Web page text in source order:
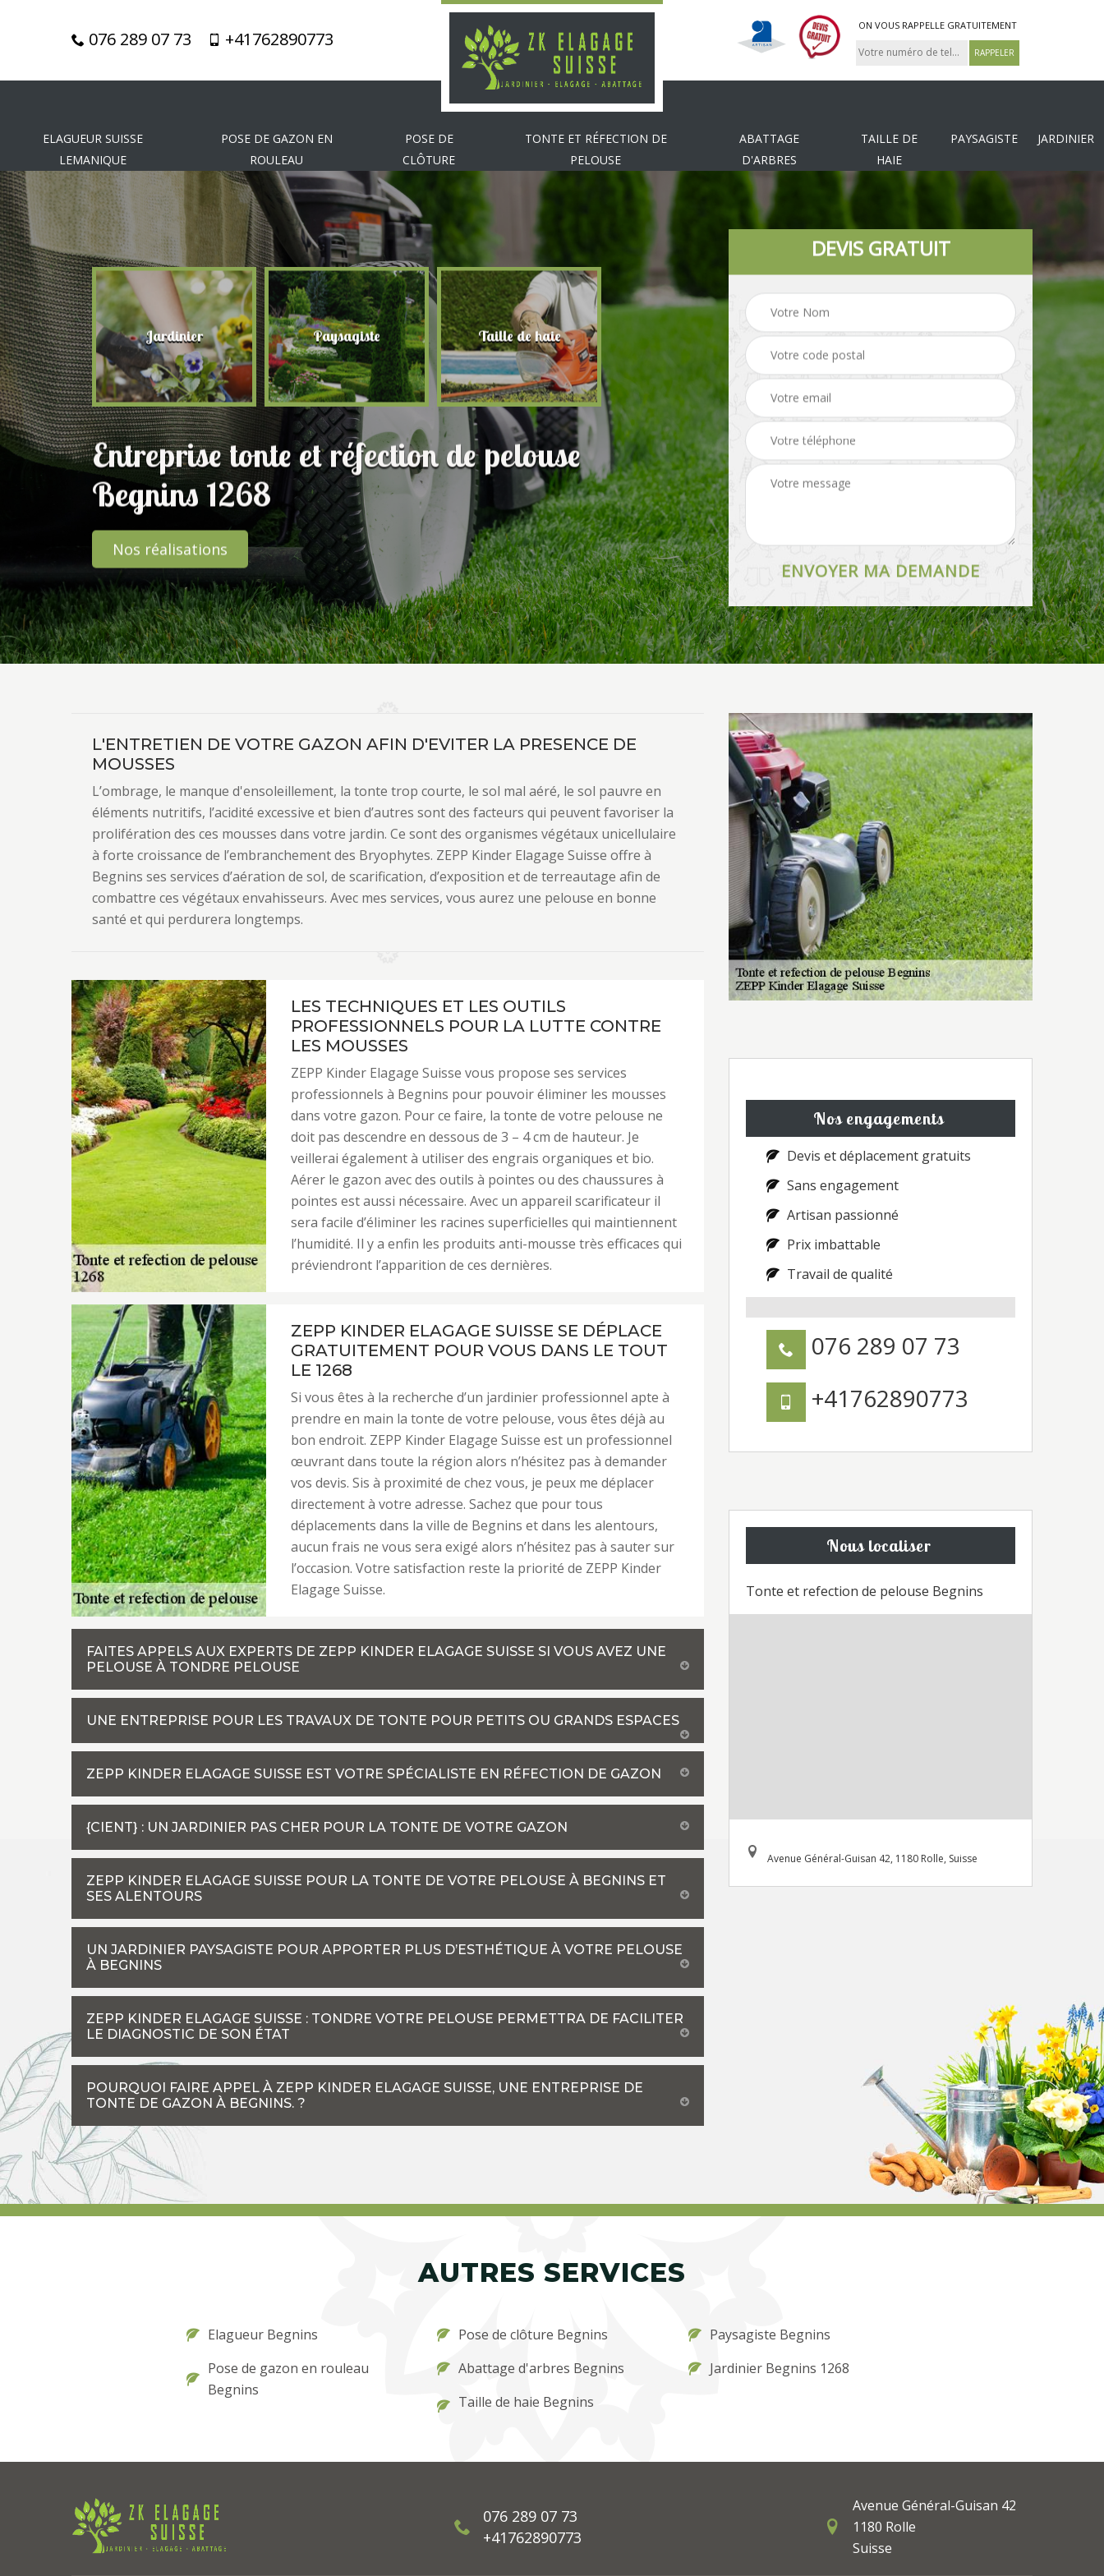
076 289 07 73 +41762890773
ON VOUS RAPPELLE GRATUITEMENT
ELAGUEUR SUISSE
LEMANIQUE
POSE DE GAZON EN
ROULEAU
POSE DE
CLÔTURE
TONTE ET RÉFECTION DE
PELOUSE
ABATTAGE
D'ARBRES
TAILLE DE
HAIE
PAYSAGISTE JARDINIER
Jardinier Paysagiste Taille de haie Abattage d'arbres Tonte et réfection de Pose de clôture
Entreprise tonte et réfection de pelouse
Begnins 1268
Nos réalisations
DEVIS GRATUIT
L'ENTRETIEN DE VOTRE GAZON AFIN D'EVITER LA PRESENCE DE
MOUSSES
L’ombrage, le manque d'ensoleillement, la tonte trop courte, le sol mal aéré, le sol pauvre en
éléments nutritifs, l’acidité excessive et bien d’autres sont des facteurs qui peuvent favoriser la
prolifération des ces mousses dans votre jardin. Ce sont des organismes végétaux unicellulaire
à forte croissance de l’embranchement des Bryophytes. ZEPP Kinder Elagage Suisse offre à
Begnins ses services d’aération de sol, de scarification, d’exposition et de terreautage afin de
combattre ces végétaux envahisseurs. Avec mes services, vous aurez une pelouse en bonne
santé et qui perdurera longtemps.
LES TECHNIQUES ET LES OUTILS
PROFESSIONNELS POUR LA LUTTE CONTRE
LES MOUSSES
ZEPP Kinder Elagage Suisse vous propose ses services
professionnels à Begnins pour pouvoir éliminer les mousses
dans votre gazon. Pour ce faire, la tonte de votre pelouse ne
doit pas descendre en dessous de 3 – 4 cm de hauteur. Je
veillerai également à utiliser des engrais organiques et bio.
Aérer le gazon avec des outils à pointes ou des chaussures à
pointes est aussi nécessaire. Avec un appareil scarificateur il
sera facile d’éliminer les racines superficielles qui maintiennent
l’humidité. Il y a enfin les produits anti-mousse très efficaces qui
préviendront l’apparition de ces dernières.
ZEPP KINDER ELAGAGE SUISSE SE DÉPLACE
GRATUITEMENT POUR VOUS DANS LE TOUT
LE 1268
Si vous êtes à la recherche d’un jardinier professionnel apte à
prendre en main la tonte de votre pelouse, vous êtes déjà au
bon endroit. ZEPP Kinder Elagage Suisse est un professionnel
œuvrant dans toute la région alors n’hésitez pas à demander
vos devis. Sis à proximité de chez vous, je peux me déplacer
directement à votre adresse. Sachez que pour tous
déplacements dans la ville de Begnins et dans les alentours,
aucun frais ne vous sera exigé alors n’hésitez pas à sauter sur
l’occasion. Votre satisfaction reste la priorité de ZEPP Kinder
Elagage Suisse.
FAITES APPELS AUX EXPERTS DE ZEPP KINDER ELAGAGE SUISSE SI VOUS AVEZ UNE
PELOUSE À TONDRE PELOUSE
UNE ENTREPRISE POUR LES TRAVAUX DE TONTE POUR PETITS OU GRANDS ESPACES
ZEPP KINDER ELAGAGE SUISSE EST VOTRE SPÉCIALISTE EN RÉFECTION DE GAZON
{CIENT} : UN JARDINIER PAS CHER POUR LA TONTE DE VOTRE GAZON
ZEPP KINDER ELAGAGE SUISSE POUR LA TONTE DE VOTRE PELOUSE À BEGNINS ET
SES ALENTOURS
UN JARDINIER PAYSAGISTE POUR APPORTER PLUS D’ESTHÉTIQUE À VOTRE PELOUSE
À BEGNINS
ZEPP KINDER ELAGAGE SUISSE : TONDRE VOTRE PELOUSE PERMETTRA DE FACILITER
LE DIAGNOSTIC DE SON ÉTAT
POURQUOI FAIRE APPEL À ZEPP KINDER ELAGAGE SUISSE, UNE ENTREPRISE DE
TONTE DE GAZON À BEGNINS. ?
Nos engagements
Devis et déplacement gratuits
Sans engagement
Artisan passionné
Prix imbattable
Travail de qualité
076 289 07 73
+41762890773
Nous localiser
Tonte et refection de pelouse Begnins
Avenue Général-Guisan 42, 1180 Rolle, Suisse
AUTRES SERVICES
Elagueur Begnins
Pose de gazon en rouleau
Begnins
Pose de clôture Begnins
Abattage d'arbres Begnins
Taille de haie Begnins
Paysagiste Begnins
Jardinier Begnins 1268
076 289 07 73
+41762890773
Avenue Général-Guisan 42
1180 Rolle
Suisse